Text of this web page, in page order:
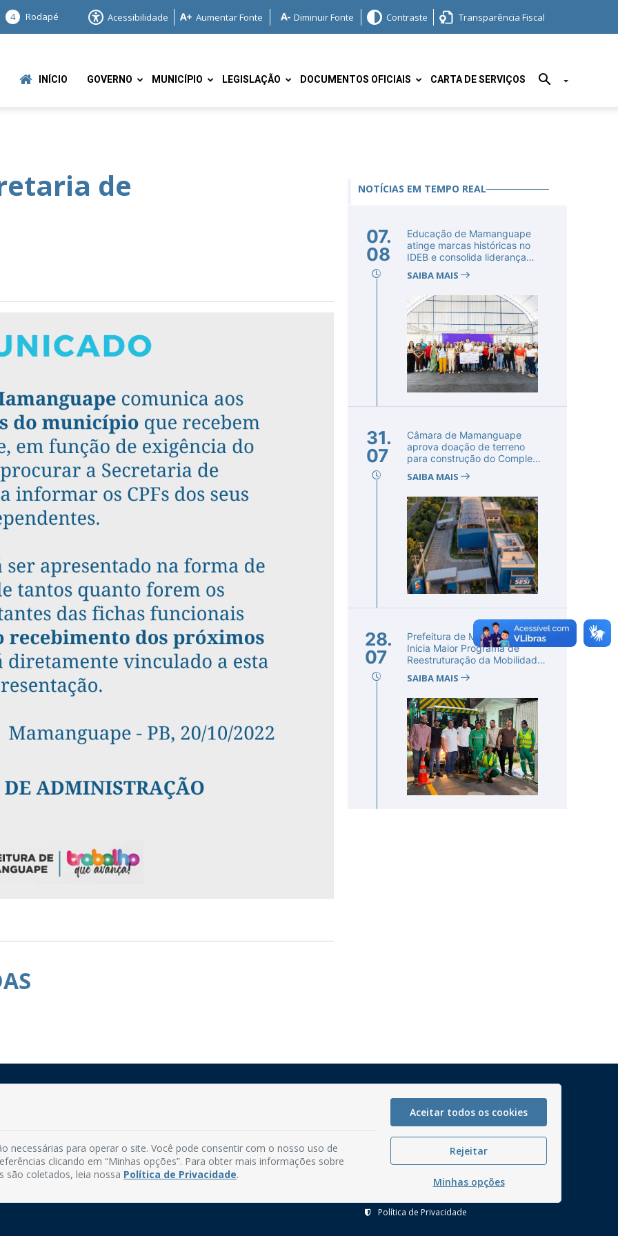
4 Rodapé Acessibilidade Aumentar Fonte Diminuir Fonte Contraste Transparência Fiscal
INÍCIO GOVERNO MUNICÍPIO LEGISLAÇÃO DOCUMENTOS OFICIAIS CARTA DE SERVIÇOS
de NOTÍCIAS EM TEMPO REAL
07.
08
Educação de Mamanguape
atinge marcas históricas no
IDEB e consolida liderança
SAIBA MAIS
31.
07
Câmara de Mamanguape
aprova doação de terreno
para construção do Complexo
SAIBA MAIS
28.
07
Prefeitura de Mamanguape
Inicia Maior Programa de
Reestruturação da Mobilidade
SAIBA MAIS
Fone: (83) 3292-2246
Email: comunicacao@mamanguape.pb.gov.br
Expediente: Segunda à Sexta, das 08h às 13h
Mapa do Site
Perguntas frequentes
Manual de Navegação
Política de Privacidade
necessárias para operar o site. Você pode consentir com o nosso uso de
clicando em “Minhas opções”. Para obter mais informações sobre
são coletados, leia nossa Política de Privacidade.
Aceitar todos os cookies
Rejeitar
Minhas opções